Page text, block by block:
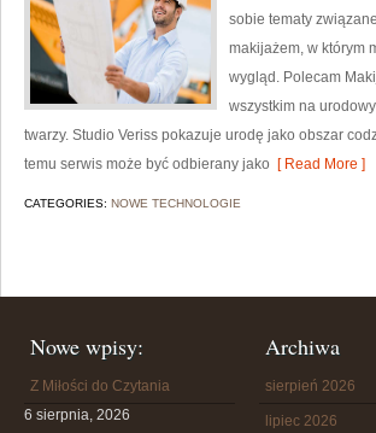
sobie tematy
makijażem, w którym
wygląd. Polecam
wszystkim na
twarzy. Studio Veriss pokazuje urodę jako obszar
temu serwis może być odbierany jako [ Read More ]
CATEGORIES: NOWE TECHNOLOGIE
Nowe wpisy:
Z Miłości do Czytania
6 sierpnia, 2026
Archiwa
sierpień 2026
lipiec 2026